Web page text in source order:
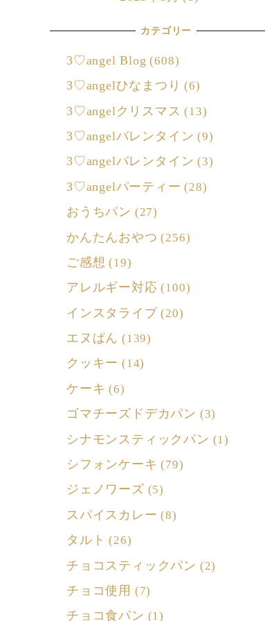
カテゴリー
3♡angel Blog (608)
3♡angelひなまつり (6)
3♡angelクリスマス (13)
3♡angelバレンタイン (9)
3♡angelバレンタイン (3)
3♡angelパーティー (28)
おうちパン (27)
かんたんおやつ (256)
ご感想 (19)
アレルギー対応 (100)
インスタライブ (20)
エヌぱん (139)
クッキー (14)
ケーキ (6)
ゴマチーズドデカパン (3)
シナモンスティックパン (1)
シフォンケーキ (79)
ジェノワーズ (5)
スパイスカレー (8)
タルト (26)
チョコスティックパン (2)
チョコ使用 (7)
チョコ食パン (1)